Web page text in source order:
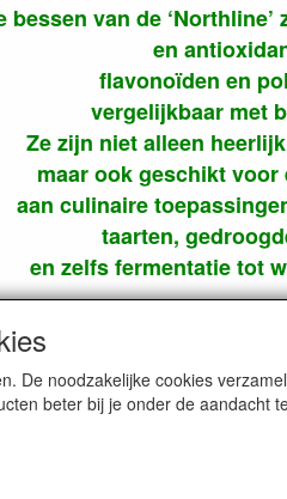
bessen van de
en
flavonoïden en
vergelijkbaar met
Ze zijn niet alleen
maar ook geschikt voor
aan culinaire
taarten,
en zelfs fermentatie tot
De noodzakelijke cookies
beter bij je onder de aandacht